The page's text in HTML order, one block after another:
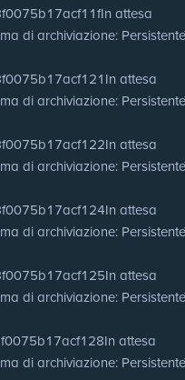
In attesa
di archiviazione: Persistente
In attesa
di archiviazione: Persistente
In attesa
di archiviazione: Persistente
In attesa
di archiviazione: Persistente
In attesa
di archiviazione: Persistente
In attesa
di archiviazione: Persistente